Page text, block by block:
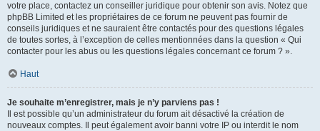
votre place, contactez un conseiller juridique pour obtenir son avis. Notez que
phpBB Limited et les propriétaires de ce forum ne peuvent pas fournir de
conseils juridiques et ne sauraient être contactés pour des questions légales
de toutes sortes, à l’exception de celles mentionnées dans la question « Qui
contacter pour les abus ou les questions légales concernant ce forum ? ».
Haut
Je souhaite m’enregistrer, mais je n’y parviens pas !
Il est possible qu’un administrateur du forum ait désactivé la création de
nouveaux comptes. Il peut également avoir banni votre IP ou interdit le nom